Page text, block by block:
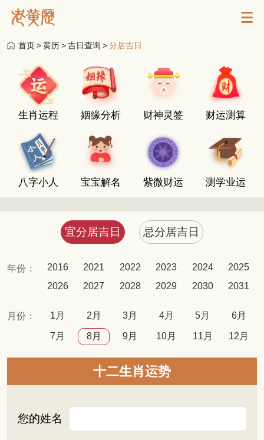
首页>黄历>吉日查询 >分居吉日
生肖运程 姻缘分析 财神灵签 财运测算
八字小人 宝宝解名 紫微财运 测学业运
宜分居吉日 忌分居吉日
年份： 2016 2021 2022 2023 2024
2025
2026
2027 2028 2029 2030 2031
月份： 1月 2月 3月 4月 5月 6月
7月 8月 9月 10月 11月 12月
十二生肖运势
您的姓名